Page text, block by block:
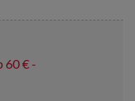
60 € -